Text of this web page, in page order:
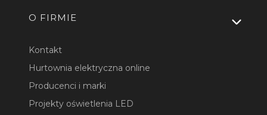
O FIRMIE
Kontakt
Hurtownia elektryczna online
Producenci i marki
Projekty oświetlenia LED